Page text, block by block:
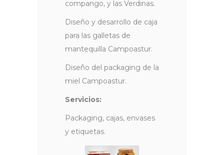
compango, y las Verdinas.
Diseño y desarrollo de caja
para las galletas de
mantequilla Campoastur.
Diseño del packaging de la
miel Campoastur.
Servicios:
Packaging, cajas, envases
y etiquetas.